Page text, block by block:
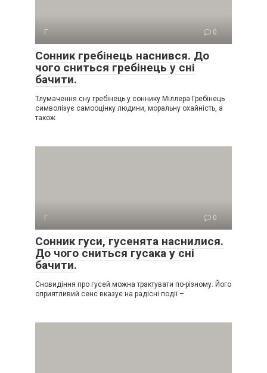
Г 0
Сонник гребінець наснився. До
чого сниться гребінець у сні
бачити.
Тлумачення сну гребінець у соннику Міллера Гребінець
символізує самооцінку людини, моральну охайність, а
також
Г 0
Сонник гуси, гусенята наснилися.
До чого сниться гусака у сні
бачити.
Сновидіння про гусей можна трактувати по-різному. Його
сприятливий сенс вказує на радісні події –